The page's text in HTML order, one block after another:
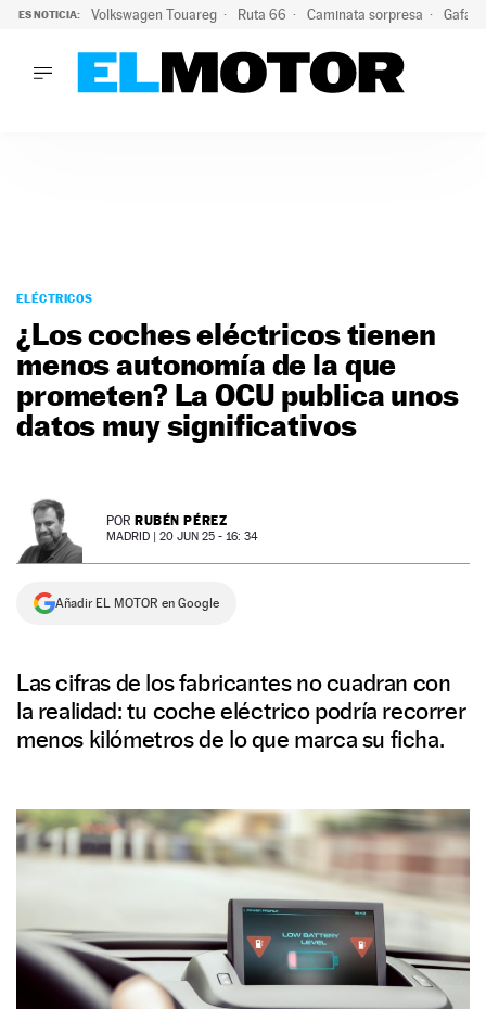
ES NOTICIA: Volkswagen Touareg Ruta 66 Caminata sorpresa Gafas
PODCAST
MOTOS
TECNOLOGÍA
MOTORTV
NEWSLETTER
ELÉCTRICOS
¿Los coches eléctricos tienen
menos autonomía de la que
prometen? La OCU publica unos
datos muy significativos
POR RUBÉN PÉREZ
MADRID | 20 JUN 25 - 16: 34
Añadir EL MOTOR en Google
Las cifras de los fabricantes no cuadran con
la realidad: tu coche eléctrico podría recorrer
menos kilómetros de lo que marca su ficha.